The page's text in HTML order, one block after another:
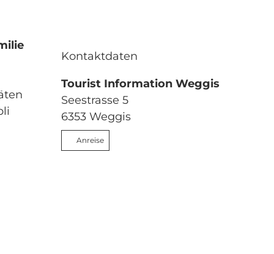
Kontaktdaten
Tourist Information Weggis
Seestrasse 5
6353 Weggis
Anreise